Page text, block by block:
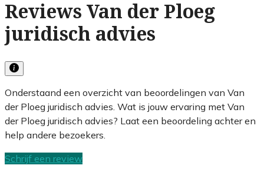
Reviews Van der Ploeg
juridisch advies
Onderstaand een overzicht van beoordelingen van Van
der Ploeg juridisch advies. Wat is jouw ervaring met Van
der Ploeg juridisch advies? Laat een beoordeling achter en
help andere bezoekers.
Schrijf een review